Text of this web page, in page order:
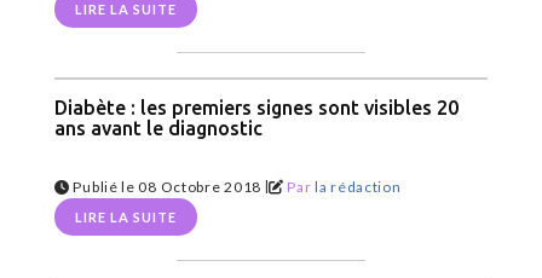
LIRE LA SUITE
Diabète : les premiers signes sont visibles 20
ans avant le diagnostic
Publié le 08 Octobre 2018 | Parla rédaction
LIRE LA SUITE